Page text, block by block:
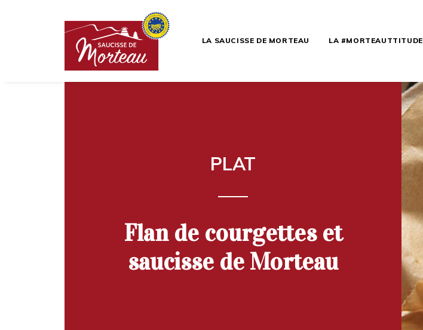
LA SAUCISSE DE MORTEAU LA #MORTEAUTTITUDE
PLAT
Flan de courgettes et
saucisse de Morteau